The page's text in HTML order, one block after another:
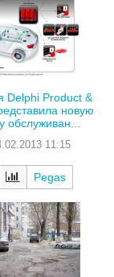
Delphi Product &
новую
обслуживан...
11:15
Pegas